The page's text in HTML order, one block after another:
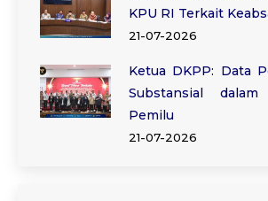
KPU RI Terkait
21-07-2026
Ketua DKPP: Data
Substansial dalam
Pemilu
21-07-2026